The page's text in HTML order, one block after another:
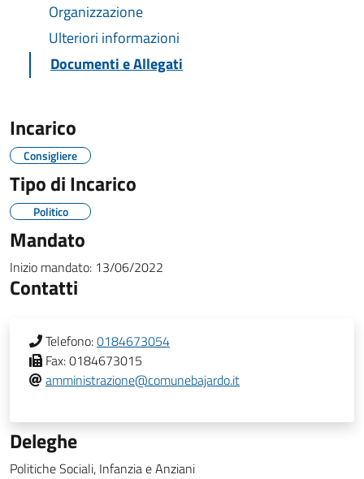
Organizzazione
Ulteriori informazioni
Documenti e Allegati
Incarico
Consigliere
Tipo di Incarico
Politico
Mandato
Inizio mandato: 13/06/2022
Contatti
Telefono:0184673054
Fax:0184673015
amministrazione@comunebajardo.it
Deleghe
Politiche Sociali, Infanzia e Anziani